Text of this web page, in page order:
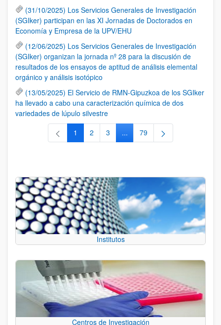
(31/10/2025) Los Servicios Generales de Investigación
(SGIker) participan en las XI Jornadas de Doctorados en
Economía y Empresa de la UPV/EHU
(12/06/2025) Los Servicios Generales de Investigación
(SGIker) organizan la jornada nº 28 para la discusión de
resultados de los ensayos de aptitud de análisis elemental
orgánico y análisis isotópico
(13/05/2025) El Servicio de RMN-Gipuzkoa de los SGIker
ha llevado a cabo una caracterización química de dos
variedades de lúpulo silvestre
Página
1 Página
2 Página
3 ...Páginas intermedias Use TAB
Página
79
Institutos
Centros de Investigación